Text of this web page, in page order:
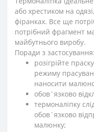
або хрестиком на
фіранках. Все ще
потрібний фрагмент
майбутнього виробу.
Поради з застосування:
розігрійте
режиму
наносити
обов`язково
термоналіпку
обов`язково
малюнку;